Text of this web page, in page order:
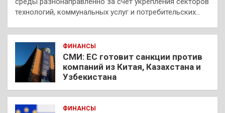
технологий, коммунальных услуг и потребительских…
ФИНАНСЫ
СМИ: ЕС готовит санкции против
компаний из Китая, Казахстана и
Узбекистана
ФИНАНСЫ